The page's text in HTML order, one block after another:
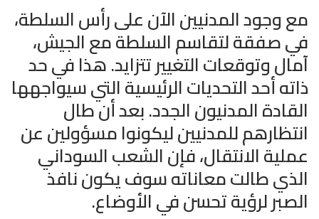
مع وجود المدنيين الآن على رأس السلطة،
في صفقة لتقاسم السلطة مع الجيش،
آمال وتوقعات التغيير تتزايد. هذا في حد
ذاته أحد التحديات الرئيسية التي سيواجهها
القادة المدنيون الجدد. بعد أن طال
انتظارهم للمدنيين ليكونوا مسؤولين عن
عملية الانتقال، فإن الشعب السوداني
الذي طالت معاناته سوف يكون نافذ
الصبر لرؤية تحسن في الأوضاع.